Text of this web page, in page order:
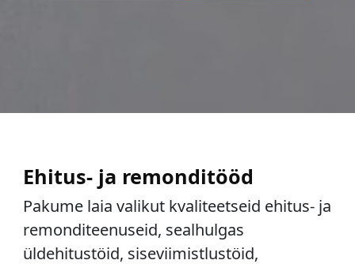
Ehitus- ja remonditööd
Pakume laia valikut kvaliteetseid ehitus- ja
remonditeenuseid, sealhulgas
üldehitustöid, siseviimistlustöid,